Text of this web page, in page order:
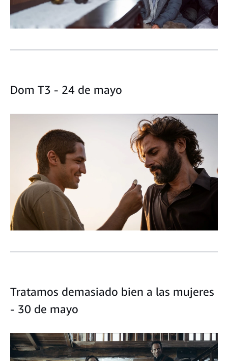
Dom T3 - 24 de mayo
Tratamos demasiado bien a las mujeres
- 30 de mayo